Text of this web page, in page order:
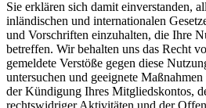
Sie erklären sich damit einverstanden,
inländischen und internationalen
und Vorschriften einzuhalten, die Ihre
betreffen. Wir behalten uns das Recht
gemeldete Verstöße gegen diese
untersuchen und geeignete
der Kündigung Ihres Mitgliedskontos,
rechtswidriger Aktivitäten und der